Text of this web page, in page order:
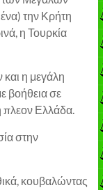
την Κρήτη
η Τουρκία
και η μεγάλη
βοήθεια σε
πλεον Ελλάδα.
στην
κουβαλώντας